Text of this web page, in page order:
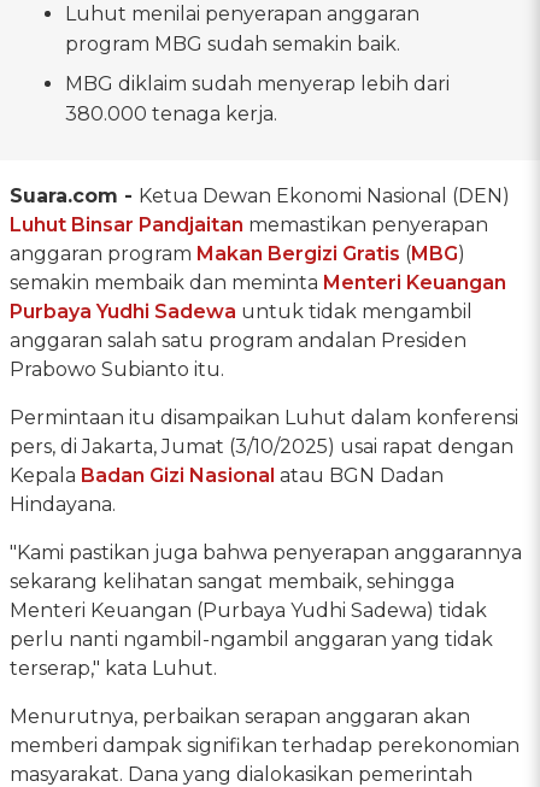
Luhut menilai penyerapan anggaran
program MBG sudah semakin baik.
MBG diklaim sudah menyerap lebih dari
380.000 tenaga kerja.
Suara.com - Ketua Dewan Ekonomi Nasional (DEN)
Luhut Binsar Pandjaitan memastikan penyerapan
anggaran program Makan Bergizi Gratis (MBG)
semakin membaik dan meminta Menteri Keuangan
Purbaya Yudhi Sadewa untuk tidak mengambil
anggaran salah satu program andalan Presiden
Prabowo Subianto itu.
Permintaan itu disampaikan Luhut dalam konferensi
pers, di Jakarta, Jumat (3/10/2025) usai rapat dengan
Kepala Badan Gizi Nasional atau BGN Dadan
Hindayana.
"Kami pastikan juga bahwa penyerapan anggarannya
sekarang kelihatan sangat membaik, sehingga
Menteri Keuangan (Purbaya Yudhi Sadewa) tidak
perlu nanti ngambil-ngambil anggaran yang tidak
terserap," kata Luhut.
Menurutnya, perbaikan serapan anggaran akan
memberi dampak signifikan terhadap perekonomian
masyarakat. Dana yang dialokasikan pemerintah